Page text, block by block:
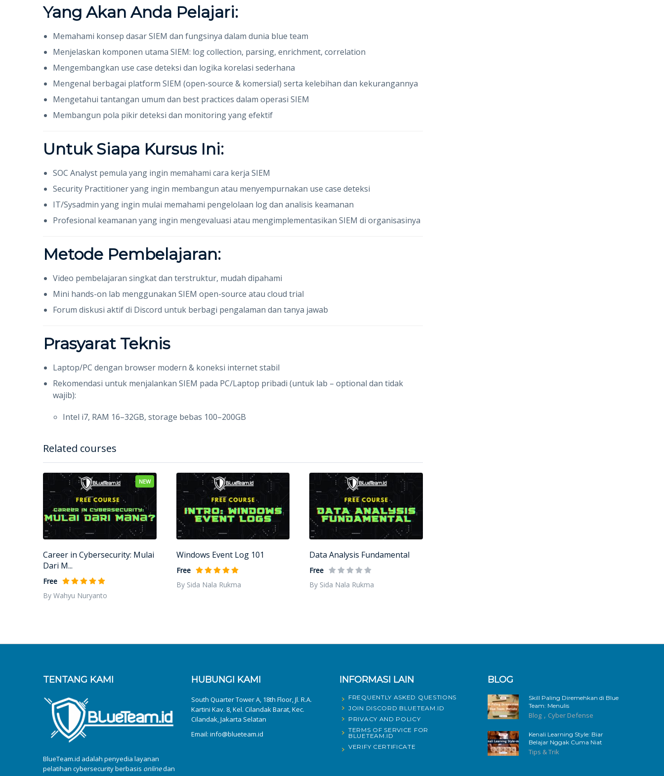
Yang Akan Anda Pelajari:
Memahami konsep dasar SIEM dan fungsinya dalam dunia blue team
Menjelaskan komponen utama SIEM: log collection, parsing, enrichment, correlation
Mengembangkan use case deteksi dan logika korelasi sederhana
Mengenal berbagai platform SIEM (open-source & komersial) serta kelebihan dan kekurangannya
Mengetahui tantangan umum dan best practices dalam operasi SIEM
Membangun pola pikir deteksi dan monitoring yang efektif
Untuk Siapa Kursus Ini:
SOC Analyst pemula yang ingin memahami cara kerja SIEM
Security Practitioner yang ingin membangun atau menyempurnakan use case deteksi
IT/Sysadmin yang ingin mulai memahami pengelolaan log dan analisis keamanan
Profesional keamanan yang ingin mengevaluasi atau mengimplementasikan SIEM di organisasinya
Metode Pembelajaran:
Video pembelajaran singkat dan terstruktur, mudah dipahami
Mini hands-on lab menggunakan SIEM open-source atau cloud trial
Forum diskusi aktif di Discord untuk berbagi pengalaman dan tanya jawab
Prasyarat Teknis
Laptop/PC dengan browser modern & koneksi internet stabil
Rekomendasi untuk menjalankan SIEM pada PC/Laptop pribadi (untuk lab – optional dan tidak
wajib):
Intel i7, RAM 16–32GB, storage bebas 100–200GB
Related courses
NEW
Career in Cybersecurity: Mulai
Dari M...
Free
By Wahyu Nuryanto
Windows Event Log 101
Free
By Sida Nala Rukma
Data Analysis Fundamental
Free
By Sida Nala Rukma
TENTANG KAMI
BlueTeam.id adalah penyedia layanan
pelatihan cybersecurity berbasis onlinedan
HUBUNGI KAMI
South Quarter Tower A, 18th Floor, Jl. R.A.
Kartini Kav. 8, Kel. Cilandak Barat, Kec.
Cilandak, Jakarta Selatan
Email: info@blueteam.id
INFORMASI LAIN
FREQUENTLY ASKED QUESTIONS
JOIN DISCORD BLUETEAM.ID
PRIVACY AND POLICY
TERMS OF SERVICE FOR
BLUETEAM.ID
VERIFY CERTIFICATE
BLOG
Skill Paling Diremehkan di Blue
Team: Menulis
Blog , Cyber Defense
Kenali Learning Style: Biar
Belajar Nggak Cuma Niat
Tips & Trik